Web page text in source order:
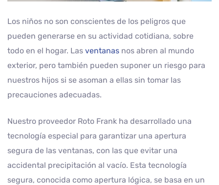
Los niños no son conscientes de los peligros que
pueden generarse en su actividad cotidiana, sobre
todo en el hogar. Las ventanas nos abren al mundo
exterior, pero también pueden suponer un riesgo para
nuestros hijos si se asoman a ellas sin tomar las
precauciones adecuadas.
Nuestro proveedor Roto Frank ha desarrollado una
tecnología especial para garantizar una apertura
segura de las ventanas, con las que evitar una
accidental precipitación al vacío. Esta tecnología
segura, conocida como apertura lógica, se basa en un